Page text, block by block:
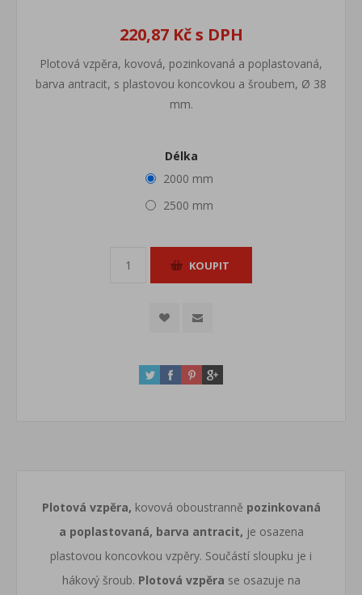
220,87 Kč s DPH
Plotová vzpěra, kovová, pozinkovaná a poplastovaná,
barva antracit, s plastovou koncovkou a šroubem, Ø 38
mm.
Délka
2000 mm
2500 mm
Plotová vzpěra, kovová oboustranně pozinkovaná
a poplastovaná, barva antracit, je osazena
plastovou koncovkou vzpěry. Součástí sloupku je i
hákový šroub. Plotová vzpěra se osazuje na